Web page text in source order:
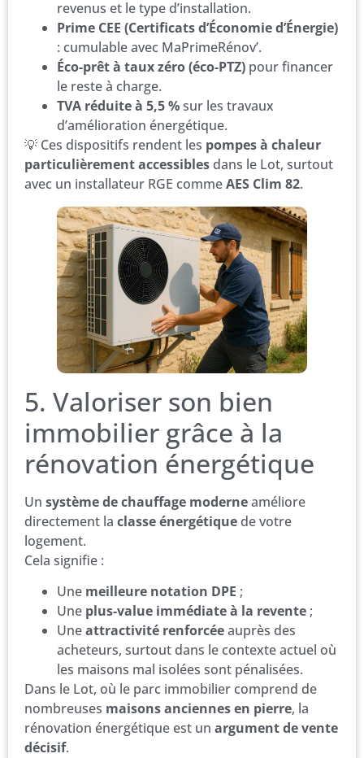
revenus et le type d’installation.
Prime CEE (Certificats d’Économie d’Énergie)
: cumulable avec MaPrimeRénov’.
Éco-prêt à taux zéro (éco-PTZ) pour financer
le reste à charge.
TVA réduite à 5,5 %sur les travaux
d’amélioration énergétique.
💡 Ces dispositifs rendent les pompes à chaleur
particulièrement accessiblesdans le Lot, surtout
avec un installateur RGE commeAES Clim 82.
5. Valoriser son bien
immobilier grâce à la
rénovation énergétique
Un système de chauffage moderneaméliore
directement la classe énergétiquede votre
logement.
Cela signifie :
Une meilleure notation DPE ;
Une plus-value immédiate à la revente ;
Uneattractivité renforcéeauprès des
acheteurs, surtout dans le contexte actuel où
les maisons mal isolées sont pénalisées.
Dans le Lot, où le parc immobilier comprend de
nombreuses maisons anciennes en pierre, la
rénovation énergétique est un argument de vente
décisif.